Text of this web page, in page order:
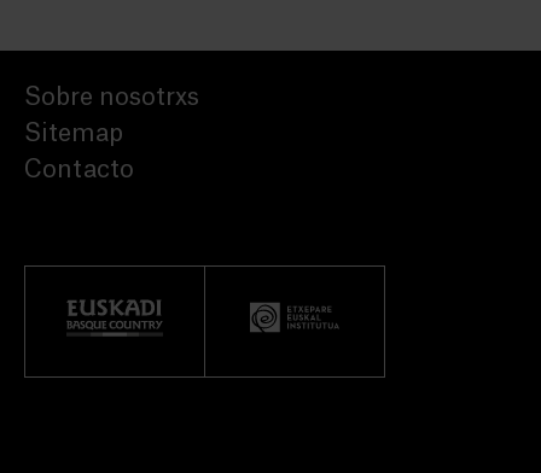
Sobre nosotrxs
Sitemap
Contacto